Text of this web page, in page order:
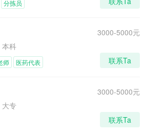
分拣员
3000-5000元
本科
联系Ta
师 医药代表
3000-5000元
大专
联系Ta